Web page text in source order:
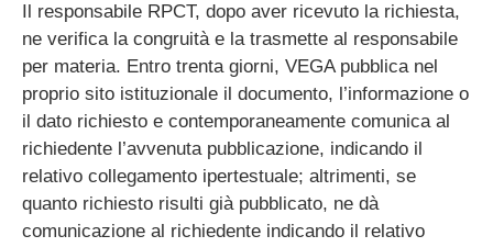
Altri contenuti –
corruzione
Altri contenuti –
catalogo di dati,
metadati e banche
dati
Altri contenuti – dati
ulteriori
Archivio
Il responsabile RPCT, dopo aver ricevuto la richiesta,
ne verifica la congruità e la trasmette al responsabile
per materia. Entro trenta giorni, VEGA pubblica nel
proprio sito istituzionale il documento, l’informazione o
il dato richiesto e contemporaneamente comunica al
richiedente l’avvenuta pubblicazione, indicando il
relativo collegamento ipertestuale; altrimenti, se
quanto richiesto risulti già pubblicato, ne dà
comunicazione al richiedente indicando il relativo